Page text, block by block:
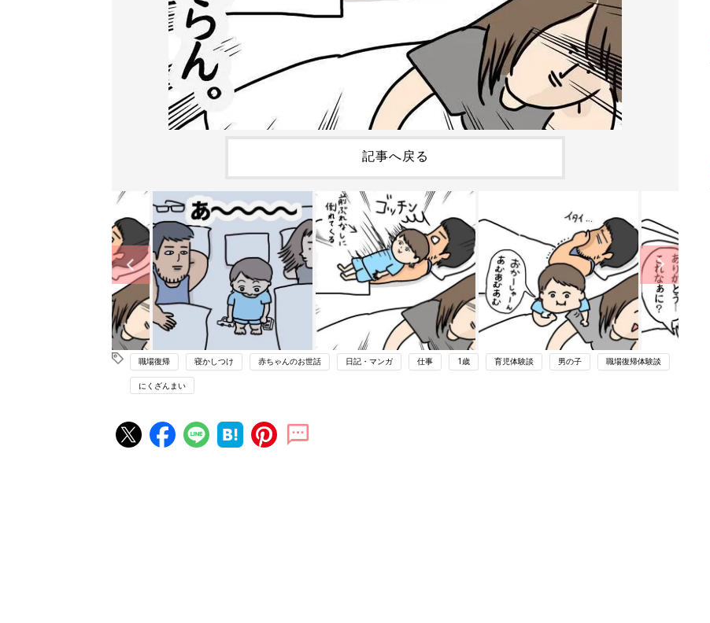
記事へ戻る
職場復帰 寝かしつけ 赤ちゃんのお世話 日記・マンガ 仕事 1歳 育児体験談 男の子 職場復帰体験談
にくざんまい